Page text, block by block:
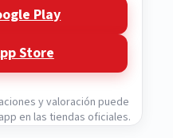
Play
Store
y valoración puede
en las tiendas oficiales.